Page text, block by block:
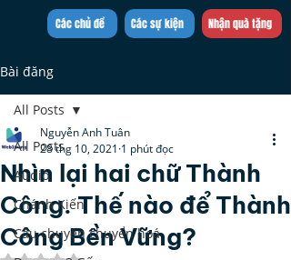
Trần Việt Quân
Các sự kiện
Các chủ đề Nhận quà tặng
Bài đăng
All Posts
Audio
Chánh Kiến
Câu chuyện chuyển hoá
All Posts
Nhìn lại hai chữ Thành
Công. Thế nào để Thành
Công Bền Vững?
Nguyễn Anh Tuân
28 thg 10, 2021 1 phút đọc